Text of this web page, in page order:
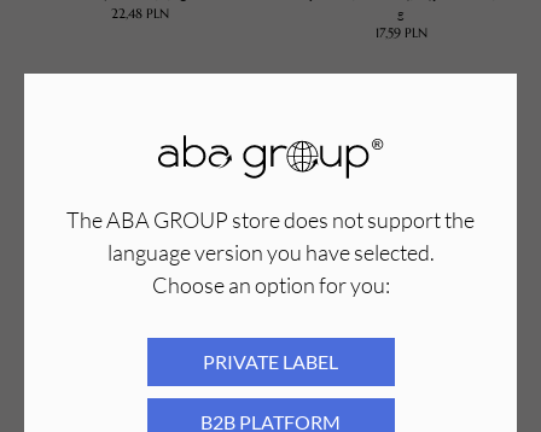
The ABA GROUP store does not support the
language version you have selected.
Choose an option for you:
PRIVATE LABEL
B2B PLATFORM
22,48 PLN
g
17,59 PLN
PLN